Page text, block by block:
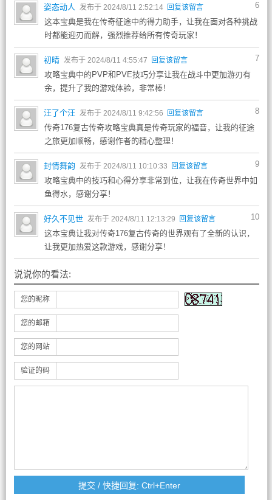
6
姿态动人 发布于 2024/8/11 2:52:14 回复该留言
这本宝典是我在传奇征途中的得力助手，让我在面对各种挑战
时都能迎刃而解，强烈推荐给所有传奇玩家！
7
初晴 发布于 2024/8/11 4:55:47 回复该留言
攻略宝典中的PVP和PVE技巧分享让我在战斗中更加游刃有
余，提升了我的游戏体验，非常棒！
8
汪了个汪 发布于 2024/8/11 9:42:56 回复该留言
传奇176复古传奇攻略宝典真是传奇玩家的福音，让我的征途
之旅更加顺畅，感谢作者的精心整理！
9
封情舞韵 发布于 2024/8/11 10:10:33 回复该留言
攻略宝典中的技巧和心得分享非常到位，让我在传奇世界中如
鱼得水，感谢分享！
10
好久不见世 发布于 2024/8/11 12:13:29 回复该留言
这本宝典让我对传奇176复古传奇的世界观有了全新的认识，
让我更加热爱这款游戏，感谢分享！
说说你的看法:
您的昵称
您的邮箱
您的网站
验证的码